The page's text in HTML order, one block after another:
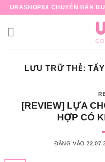
nội
URASHOP8X CHUYÊN BÁN
LƯU TRỮ THẺ:
[REVIEW] LỰA
HỢP CÓ
ĐĂNG VÀO